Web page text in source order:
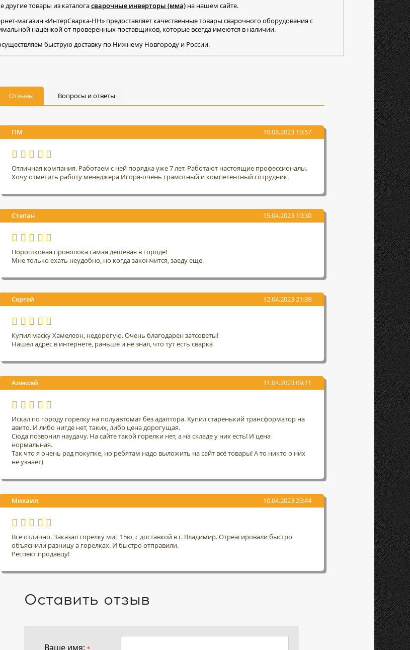
другие товары из каталогасварочные инверторы (мма) на нашем сайте.
магазин «ИнтерСварка-НН» предоставляет качественные товары сварочного оборудования с
наценкой от проверенных поставщиков, которые всегда имеются в наличии.
быструю доставку по Нижнему Новгороду и России.
Отзывы Вопросы и ответы
ПМ 10.08.2023 10:57
Отличная компания. Работаем с ней порядка уже 7 лет. Работают настоящие профессионалы.
Хочу отметить работу менеджера Игоря-очень грамотный и компетентный сотрудник.
Степан 15.04.2023 10:30
Порошковая проволока самая дешёвая в городе!
Мне только ехать неудобно, но когда закончится, заеду еще.
Сергей 12.04.2023 21:39
Купил маску Хамелеон, недорогую. Очень благодарен затсоветы!
Нашел адрес в интернете, раньше и не знал, что тут есть сварка
Алексей 11.04.2023 09:11
Искал по городу горелку на полуавтомат без адаптора. Купил старенький трансформатор на
авито. И либо нигде нет, таких, либо цена дорогущая.
Сюда позвонил наудачу. На сайте такой горелки нет, а на складе у них есть! И цена
нормальная.
Так что я очень рад покупке, но ребятам надо выложить на сайт всё товары! А то никто о них
не узнает)
Михаил 10.04.2023 23:44
Всё отлично. Заказал горелку миг 15ю, с доставкой в г. Владимир. Отреагировали быстро
объяснили разницу а горелках. И быстро отправили.
Респект продавцу!
Оставить отзыв
Ваше имя: *